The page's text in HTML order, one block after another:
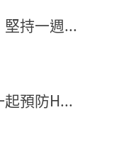
持一週...
預防H...